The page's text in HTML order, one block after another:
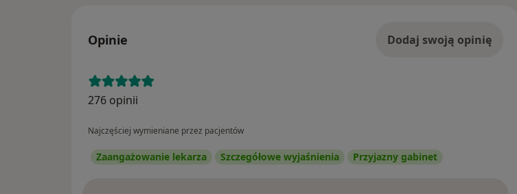
Opinie Dodaj swoją opinię
276 opinii
Najczęściej wymieniane przez pacjentów
Zaangażowanie lekarza Szczegółowe wyjaśnienia Przyjazny gabinet